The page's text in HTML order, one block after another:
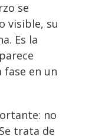
se
visible, su
Es la
fase en un
no
trata de